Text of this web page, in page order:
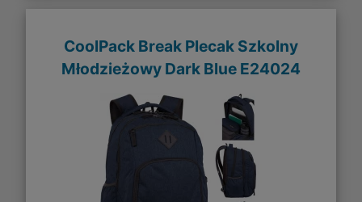
CoolPack Break Plecak Szkolny
Młodzieżowy Dark Blue E24024